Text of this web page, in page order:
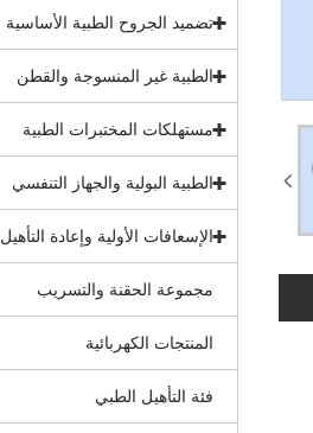
تضميد الجروح الطبية الأساسية
الطبية غير المنسوجة والقطن
مستهلكات المختبرات الطبية
الطبية البولية والجهاز التنفسي
الإسعافات الأولية وإعادة التأهيل
مجموعة الحقنة والتسريب
المنتجات الكهربائية
فئة التأهيل الطبي